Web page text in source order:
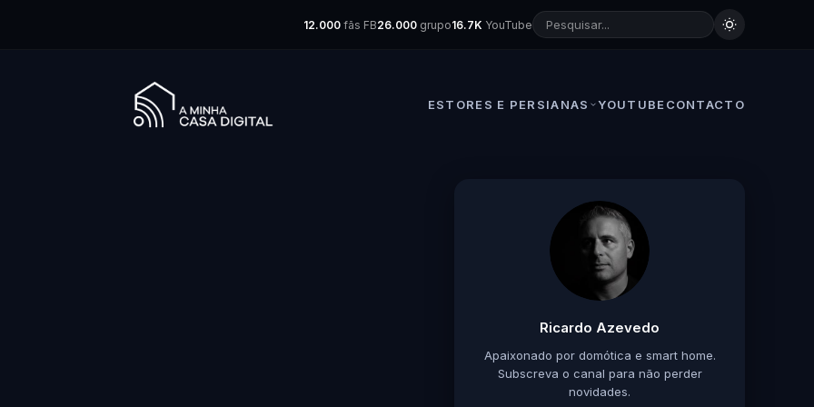
12.000 fãs FB26.000 grupo16.7K YouTube
ESTORES E PERSIANAS YOUTUBE CONTACTO
Ricardo Azevedo
Apaixonado por domótica e smart home.
Subscreva o canal para não perder
novidades.